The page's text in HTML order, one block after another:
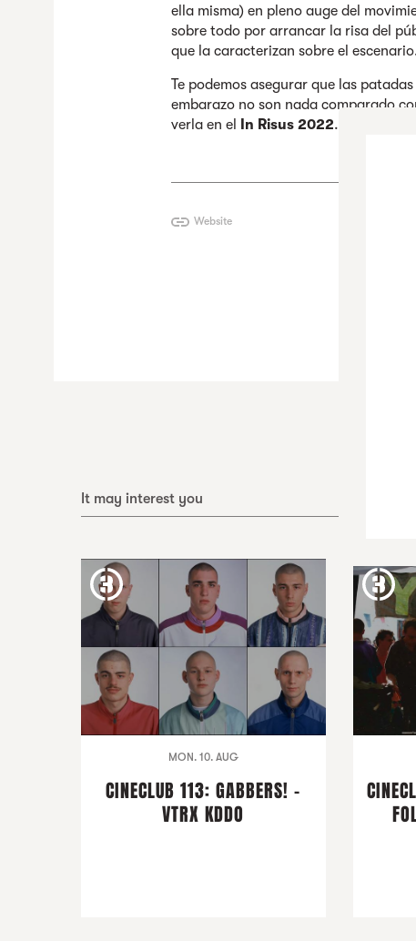
ella misma) en pleno auge del
sobre todo por arrancar la risa del
que la caracterizan sobre el
Te podemos asegurar que las
embarazo no son nada comparado
verla en el
In Risus 2022.
Website
It may interest you
MON. 10. AUG
CINECLUB 113: GABBERS! -
VTRX KDDO